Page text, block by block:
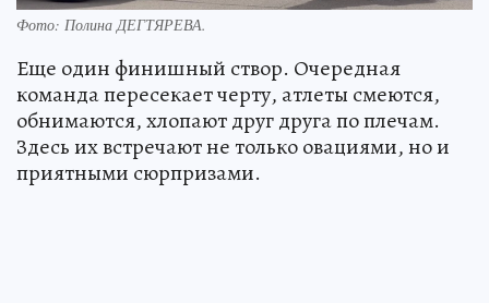
Фото: Полина ДЕГТЯРЕВА.
Еще один финишный створ. Очередная
команда пересекает черту, атлеты смеются,
обнимаются, хлопают друг друга по плечам.
Здесь их встречают не только овациями, но и
приятными сюрпризами.